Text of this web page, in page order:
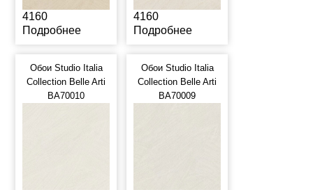
4160
Подробнее
4160
Подробнее
Обои Studio Italia
Collection Belle Arti
BA70010
Обои Studio Italia
Collection Belle Arti
BA70009